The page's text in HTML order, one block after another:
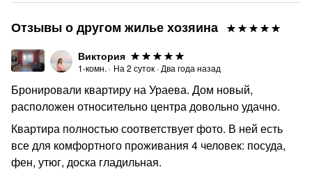
Отзывы о другом жилье хозяина
Виктория
1-комн. · На 2 суток · Два года назад
Бронировали квартиру на Ураева. Дом новый,
расположен относительно центра довольно удачно.
Квартира полностью соответствует фото. В ней есть
все для комфортного проживания 4 человек: посуда,
фен, утюг, доска гладильная.